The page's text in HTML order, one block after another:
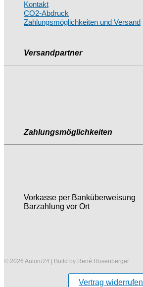
Kontakt
CO2-Abdruck
Zahlungsmöglichkeiten und Versand
Versandpartner
Zahlungsmöglichkeiten
Vorkasse per Banküberweisung
Barzahlung vor Ort
© 2026 Autoro24 | Build by René Rosenberger
Vertrag widerrufen